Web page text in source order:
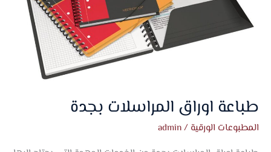
طباعة اوراق المراسلات بجدة
المطبوعات الورقية /
admin